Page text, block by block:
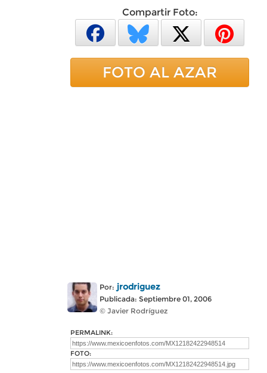
Compartir Foto:
FOTO AL AZAR
Por: jrodriguez
Publicada: Septiembre 01, 2006
© Javier Rodríguez
PERMALINK:
FOTO: